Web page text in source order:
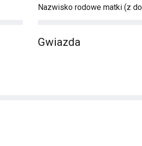
Nazwisko rodowe matki (z
Gwiazda